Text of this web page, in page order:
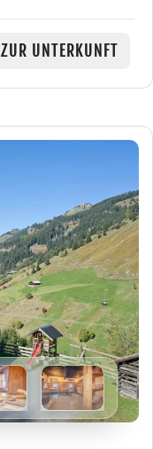
ZUR UNTERKUNFT